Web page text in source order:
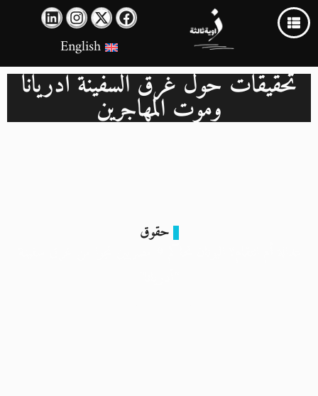
English
تحقيقات حول غرق السفينة أدريانا
وموت المهاجرين
حقوق